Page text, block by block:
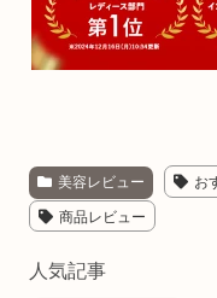
美容レビュー お
商品レビュー
人気記事